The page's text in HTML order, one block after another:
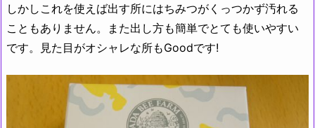
しかしこれを使えば出す所にはちみつがくっつかず汚れる
こともありません。また出し方も簡単でとても使いやすい
です。見た目がオシャレな所もGoodです!